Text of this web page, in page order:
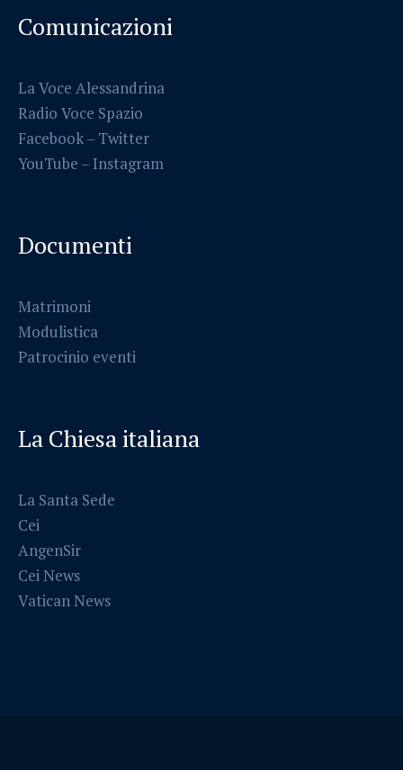
Comunicazioni
La Voce Alessandrina
Radio Voce Spazio
Facebook– Twitter
YouTube – Instagram
Documenti
Matrimoni
Modulistica
Patrocinio eventi
La Chiesa italiana
La Santa Sede
Cei
AngenSir
Cei News
Vatican News